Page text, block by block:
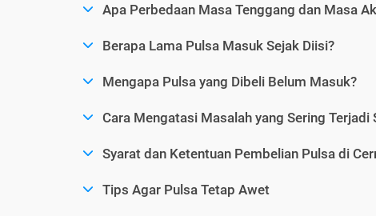
Apa Perbedaan Masa Tenggang dan Masa
Berapa Lama Pulsa Masuk Sejak Diisi?
Mengapa Pulsa yang Dibeli Belum Masuk?
Cara Mengatasi Masalah yang Sering Terjadi
Syarat dan Ketentuan Pembelian Pulsa di
Tips Agar Pulsa Tetap Awet